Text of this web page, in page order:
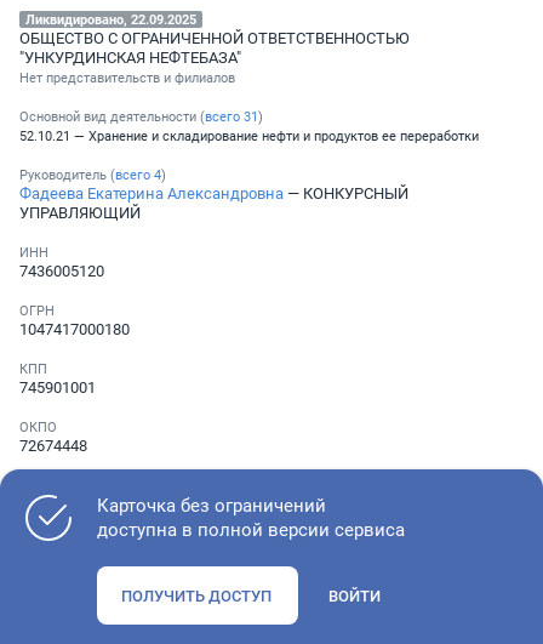
Ликвидировано, 22.09.2025
ОБЩЕСТВО С ОГРАНИЧЕННОЙ ОТВЕТСТВЕННОСТЬЮ
"УНКУРДИНСКАЯ НЕФТЕБАЗА"
Нет представительств и филиалов
Основной вид деятельности (всего 31)
52.10.21 — Хранение и складирование нефти и продуктов ее переработки
Руководитель (всего 4)
Фадеева Екатерина Александровна — КОНКУРСНЫЙ
УПРАВЛЯЮЩИЙ
ИНН
7436005120
ОГРН
1047417000180
КПП
745901001
ОКПО
72674448
Не указан
Как оценить состояние компании
Карточка без ограничений
доступна в полной версии сервиса
ПОЛУЧИТЬ ДОСТУП ВОЙТИ